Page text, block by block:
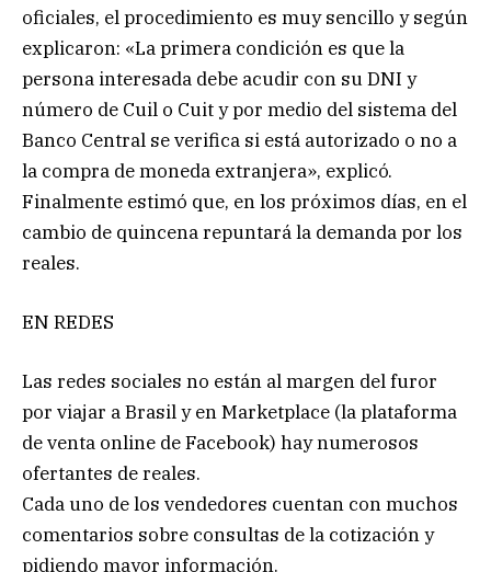
oficiales, el procedimiento es muy sencillo y según
explicaron: «La primera condición es que la
persona interesada debe acudir con su DNI y
número de Cuil o Cuit y por medio del sistema del
Banco Central se verifica si está autorizado o no a
la compra de moneda extranjera», explicó.
Finalmente estimó que, en los próximos días, en el
cambio de quincena repuntará la demanda por los
reales.
EN REDES
Las redes sociales no están al margen del furor
por viajar a Brasil y en Marketplace (la plataforma
de venta online de Facebook) hay numerosos
ofertantes de reales.
Cada uno de los vendedores cuentan con muchos
comentarios sobre consultas de la cotización y
pidiendo mayor información.